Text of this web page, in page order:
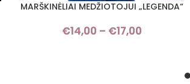
PASIRINKTI SAVYBES
MARŠKINĖLIAI MEDŽIOTOJUI „LEGENDA“
€14,00 – €17,00
through